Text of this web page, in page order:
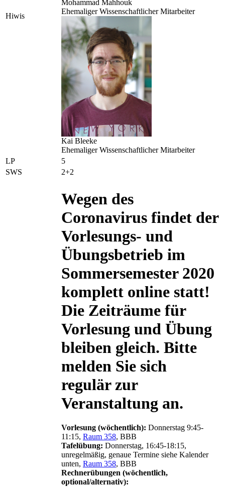
Hiwis
Mohammad Mahhouk
Ehemaliger Wissenschaftlicher Mitarbeiter
Kai Bleeke
Ehemaliger Wissenschaftlicher Mitarbeiter
LP
5
SWS
2+2
Wegen des
Coronavirus findet der
Vorlesungs- und
Übungsbetrieb im
Sommersemester 2020
komplett online statt!
Die Zeiträume für
Vorlesung und Übung
bleiben gleich. Bitte
melden Sie sich
regulär zur
Veranstaltung an.
Vorlesung (wöchentlich): Donnerstag 9:45-
11:15, Raum 358, BBB
Tafelübung: Donnerstag, 16:45-18:15,
unregelmäßig, genaue Termine siehe Kalender
unten, Raum 358, BBB
Rechnerübungen (wöchentlich,
optional/alternativ):